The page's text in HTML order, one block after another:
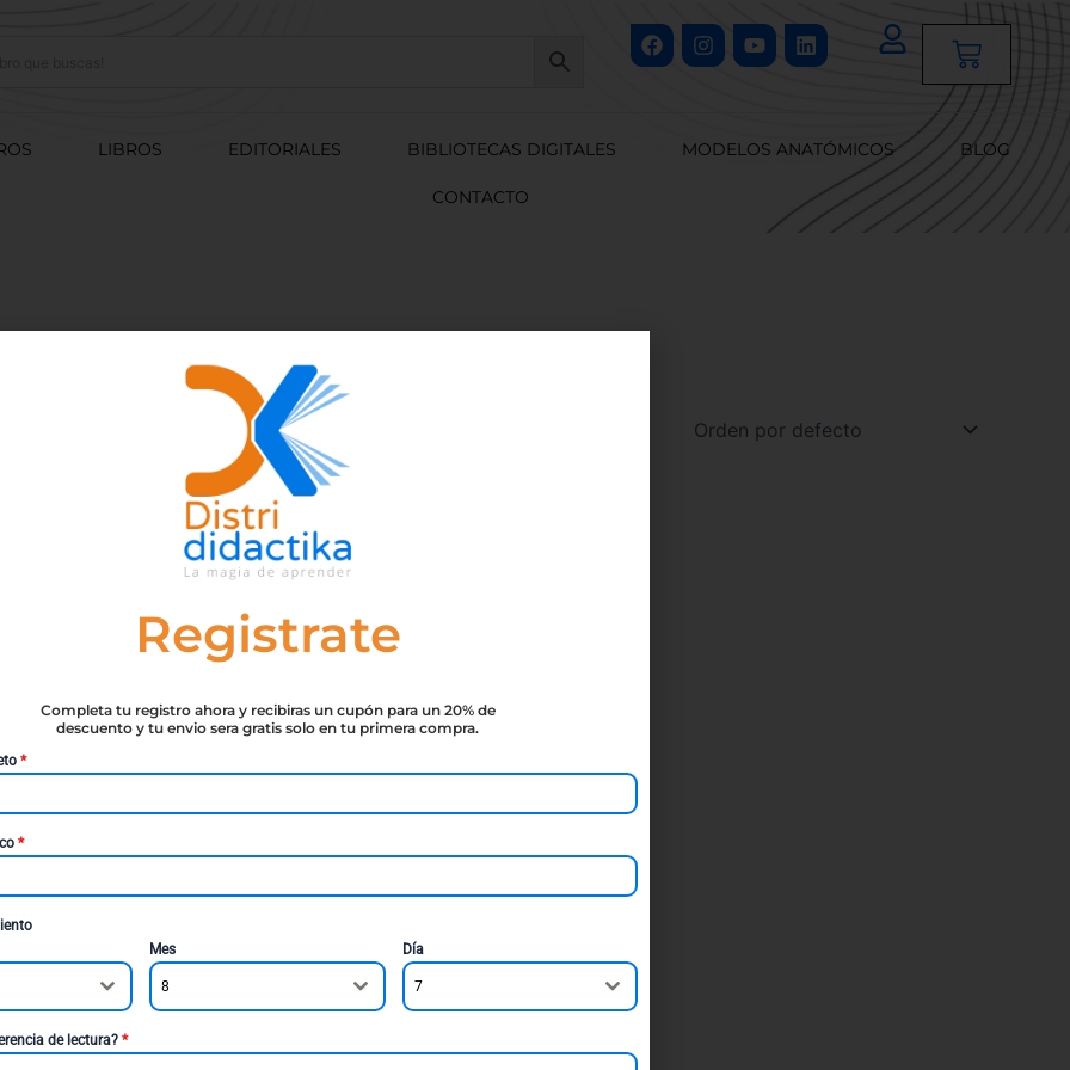
FacebookInstagram
YoutubeLinkedin
Cart
LIBROS EDITORIALES BIBLIOTECAS DIGITALES MODELOS ANATÓMICOS BLOG
CONTACTO
Registrate
Completa tu registro ahora y recibiras un cupón para un 20% de
descuento y tu envio sera gratis solo en tu primera compra.
*
*
Mes
8
Día
7
de lectura? *